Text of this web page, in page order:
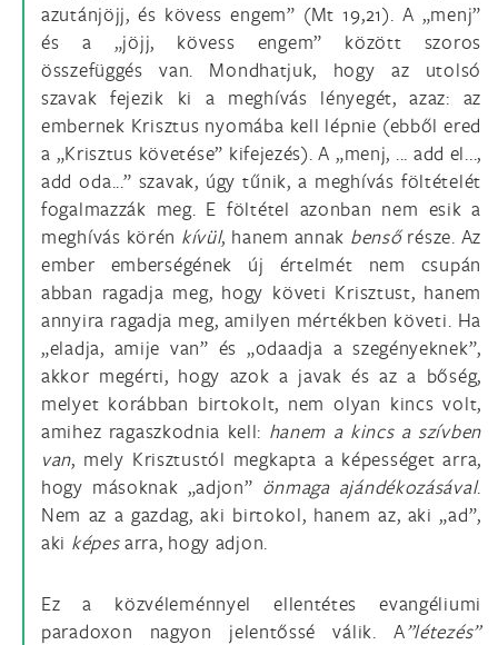
azutánjöjj, és kövess engem” (Mt 19,21). A „menj”
és a „jöjj, kövess engem” között szoros
összefüggés van. Mondhatjuk, hogy az utolsó
szavak fejezik ki a meghívás lényegét, azaz: az
embernek Krisztus nyomába kell lépnie (ebből ered
a „Krisztus követése” kifejezés). A „menj, ... add el...,
add oda...” szavak, úgy tűnik, a meghívás föltételét
fogalmazzák meg. E föltétel azonban nem esik a
meghívás körén kívül, hanem annak bensőrésze. Az
ember emberségének új értelmét nem csupán
abban ragadja meg, hogy követi Krisztust, hanem
annyira ragadja meg, amilyen mértékben követi. Ha
„eladja, amije van” és „odaadja a szegényeknek”,
akkor megérti, hogy azok a javak és az a bőség,
melyet korábban birtokolt, nem olyan kincs volt,
amihez ragaszkodnia kell: hanem a kincs a szívben
van, mely Krisztustól megkapta a képességet arra,
hogy másoknak „adjon” önmaga ajándékozásával.
Nem az a gazdag, aki birtokol, hanem az, aki „ad”,
aki képesarra, hogy adjon.
Ez a közvéleménnyel ellentétes evangéliumi
paradoxon nagyon jelentőssé válik. A”létezés”